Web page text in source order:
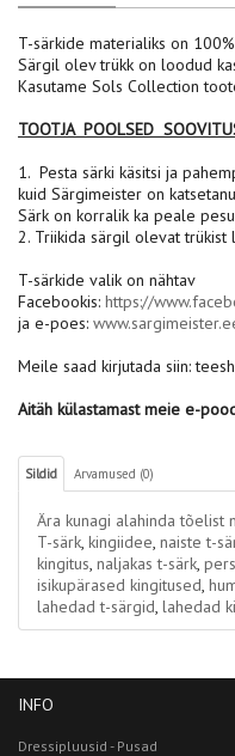
T-särkide materialiks on
Särgil olev trükk on loodud
Kasutame Sols Collection
TOOTJA POOLSED
1. Pesta särki käsitsi ja
kuid Särgimeister on
Särk on korralik ka peale
2. Triikida särgil olevat trükist
T-särkide valik on nähtav
Facebookis: https://
ja e-poes:
Meile saad kirjutada siin:
Aitäh külastamast meie e-
Sildid Arvamused (0)
Ära kunagi alahinda tõelist
T-särk, kingiidee, naiste t-
kingitus, naljakas t-särk,
isikupärased kingitused,
lahedad t-särgid, lahedad
INFO
Dressipluusid - Pusad